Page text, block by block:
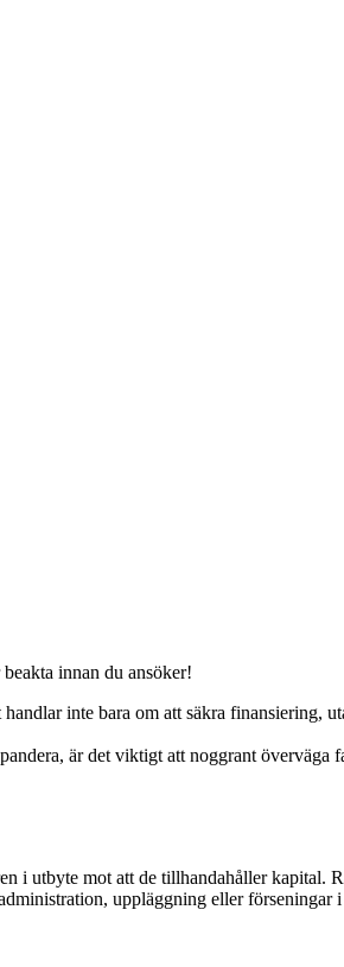
innan du ansöker!
inte bara om att säkra finansiering,
är det viktigt att noggrant
i utbyte mot att de tillhandahåller kapital.
uppläggning eller förseningar